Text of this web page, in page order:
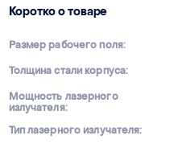
Коротко о товаре
Размер рабочего поля:
Толщина стали корпуса:
Мощность лазерного
излучателя:
Тип лазерного излучателя: